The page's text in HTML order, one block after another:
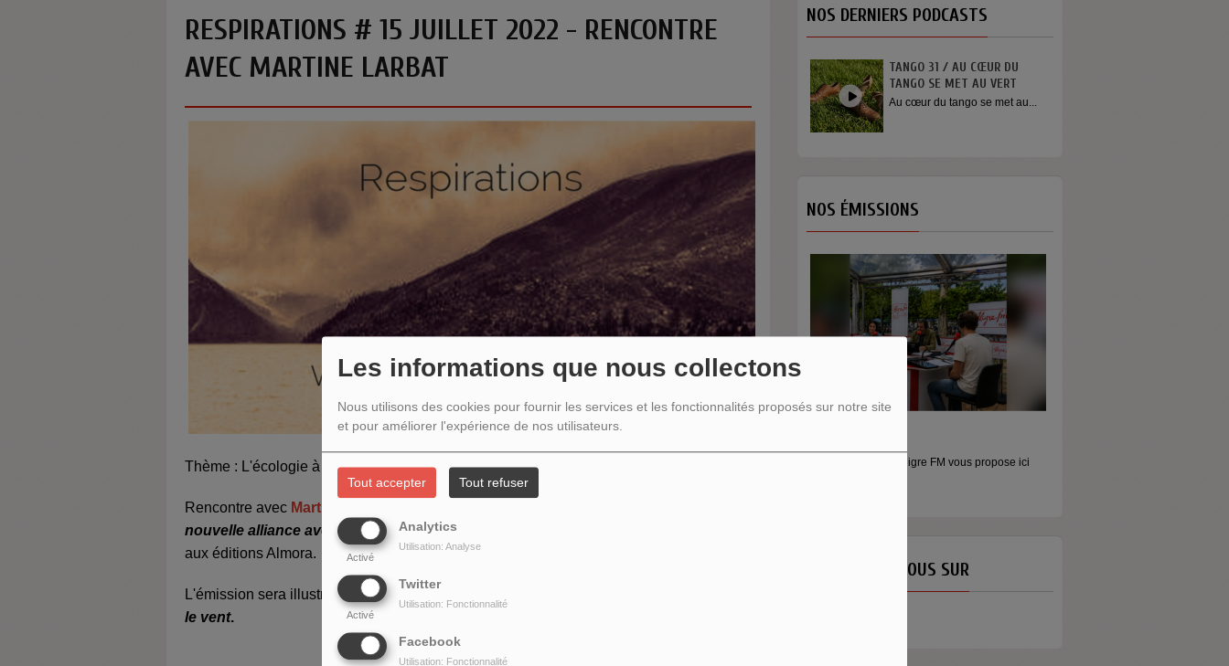
Les informations que nous collectons
Nous utilisons des cookies pour fournir les services et les fonctionnalités proposés sur notre site
et pour améliorer l'expérience de nos utilisateurs.
Tout accepter Tout refuser
Analytics
Activé
Utilisation: Analyse
Twitter
Activé
Utilisation: Fonctionnalité
Facebook
Utilisation: Fonctionnalité
RESPIRATIONS # 15 JUILLET 2022 - RENCONTRE
AVEC MARTINE LARBAT
Thème : L'écologie à la lumière des sagesses anciennes.
Rencontre avec Martine Larbat
nouvelle alliance avec le vivant, l’écologie à la lumière des sagesses anciennes
aux éditions Almora.
L'émission sera illustrée par des morceaux inédits de mon dernier album
le vent.
NOS DERNIERS PODCASTS
TANGO 31 / AU CŒUR DU
TANGO SE MET AU VERT
Au cœur du tango se met au...
NOS ÉMISSIONS
Micros baladeurs Aligre FM vous propose ici
RETROUVEZ-NOUS SUR